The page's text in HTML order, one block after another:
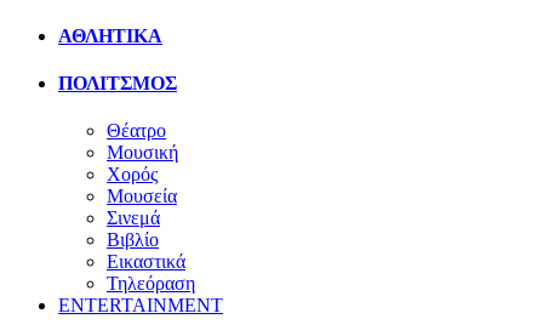
ΑΘΛΗΤΙΚΑ
ΠΟΛΙΤΣΜΟΣ
Θέατρο
Μουσική
Χορός
Μουσεία
Σινεμά
Βιβλίο
Εικαστικά
Τηλεόραση
ENTERTAINMENT